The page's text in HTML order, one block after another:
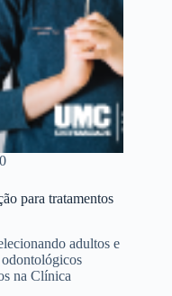
para tratamentos
adultos e
odontológicos
na Clínica